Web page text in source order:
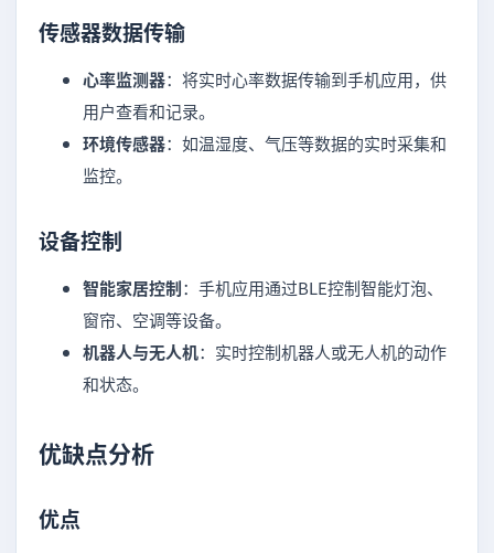
传感器数据传输
心率监测器：将实时心率数据传输到手机应用，供
用户查看和记录。
环境传感器：如温湿度、气压等数据的实时采集和
监控。
设备控制
智能家居控制：手机应用通过BLE控制智能灯泡、
窗帘、空调等设备。
机器人与无人机：实时控制机器人或无人机的动作
和状态。
优缺点分析
优点